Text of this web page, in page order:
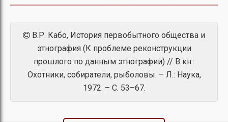
В.Р. Кабо, История первобытного общества и
этнография (К проблеме реконструкции
прошлого по данным этнографии) // В кн.:
Охотники, собиратели, рыболовы. – Л.: Наука,
1972. – С. 53–67.